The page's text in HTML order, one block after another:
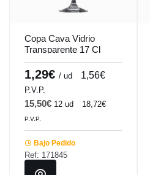
Copa Cava Vidrio
Transparente 17 Cl
Xarel Vicrila
1,29€ / ud 1,56€
P.V.P.
15,50€ 12 ud 18,72€
P.V.P.
Bajo Pedido
Ref: 171845